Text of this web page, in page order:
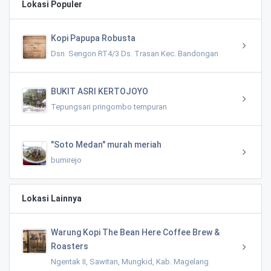
Lokasi Populer
Kopi Papupa Robusta
Dsn. Sengon RT4/3 Ds. Trasan Kec. Bandongan
BUKIT ASRI KERTOJOYO
Tepungsari pringombo tempuran
"Soto Medan" murah meriah
bumirejo
Lokasi Lainnya
Warung Kopi The Bean Here Coffee Brew &
Roasters
Ngentak II, Sawitan, Mungkid, Kab. Magelang